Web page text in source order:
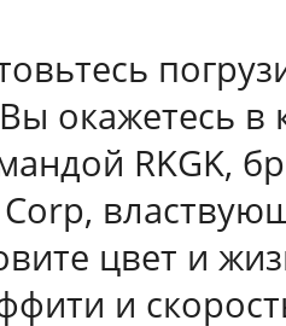
Вы окажетесь
RKGK,
цвет и
и